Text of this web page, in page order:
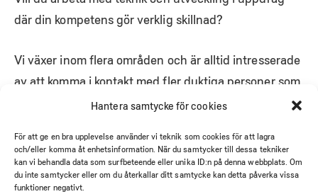
Hantera samtycke för cookies
För att ge en bra upplevelse använder vi teknik som cookies för att lagra
och/eller komma åt enhetsinformation. När du samtycker till dessa tekniker
kan vi behandla data som surfbeteende eller unika ID:n på denna webbplats. Om
du inte samtycker eller om du återkallar ditt samtycke kan detta påverka vissa
funktioner negativt.
där din kompetens gör verklig skillnad?
Vi växer inom flera områden och är alltid intresserade
av att komma i kontakt med fler duktiga personer som
vill vara en del av vårt team i Eskilstuna. Oavsett om
embedded, systemingenjör eller projektledning, ser vi
gärna att du hör av dig.